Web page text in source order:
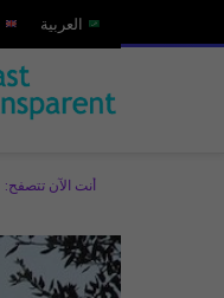
العربية
أنت الآن تتصفح: